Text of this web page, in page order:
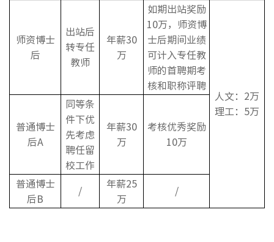
师资博士
后
出站后
转专任
教师
年薪30
万
如期出站奖励
10万，师资博
士后期间业绩
可计入专任教
师的首聘期考
核和职称评聘
人文：2万
理工：5万
普通博士
后A
同等条
件下优
先考虑
聘任留
校工作
年薪30
万
考核优秀奖励
10万
普通博士
后B
/
年薪25
万
/